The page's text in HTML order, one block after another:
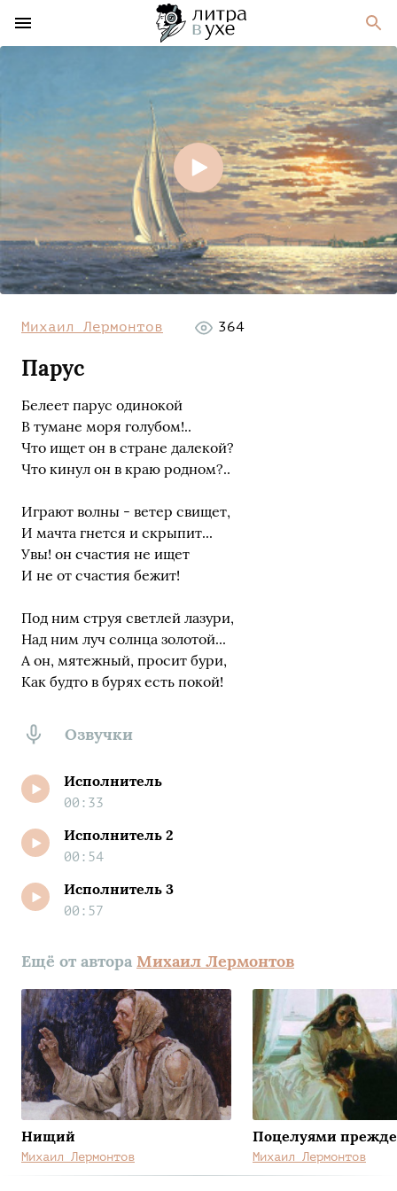
Михаил Лермонтов 364
Парус
Белеет парус одинокой
В тумане моря голубом!..
Что ищет он в стране далекой?
Что кинул он в краю родном?..
Играют волны - ветер свищет,
И мачта гнется и скрыпит...
Увы! он счастия не ищет
И не от счастия бежит!
Под ним струя светлей лазури,
Над ним луч солнца золотой...
А он, мятежный, просит бури,
Как будто в бурях есть покой!
Озвучки
Исполнитель
00:33
Исполнитель 2
00:54
Исполнитель 3
00:57
Ещё от автора Михаил Лермонтов
Нищий
Михаил Лермонтов
Поцелуями
Михаил Лермонтов